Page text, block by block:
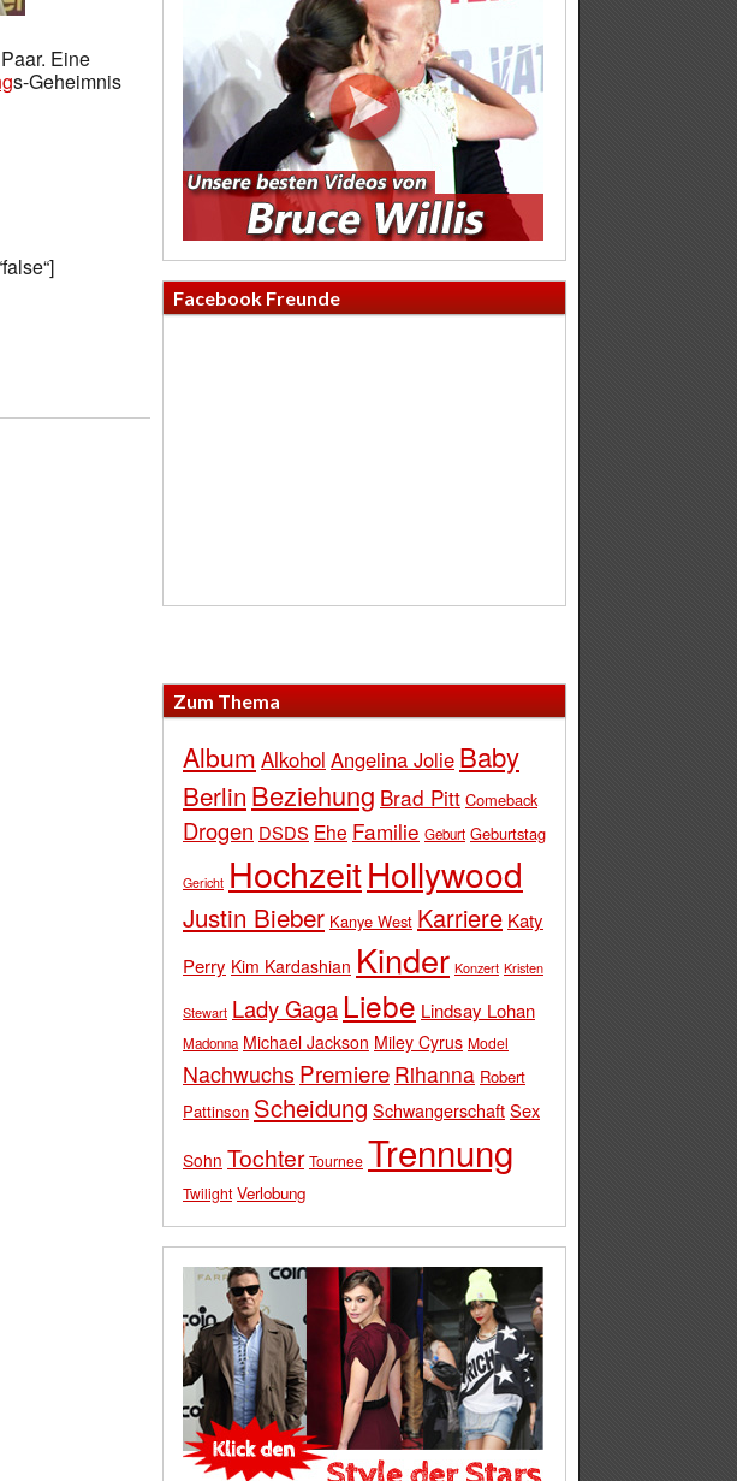
Eine
s-Geheimnis
Facebook Freunde
Zum Thema
Album Alkohol Angelina Jolie Baby
Berlin Beziehung Brad Pitt Comeback
Drogen DSDS Ehe Familie Geburt Geburtstag
Gericht HochzeitHollywood
Justin Bieber Kanye West Karriere Katy
Perry Kim Kardashian Kinder Konzert Kristen
Stewart Lady Gaga Liebe Lindsay Lohan
Madonna Michael Jackson Miley Cyrus Model
Nachwuchs Premiere Rihanna Robert
Pattinson Scheidung SchwangerschaftSex
Sohn Tochter Tournee Trennung
Twilight Verlobung